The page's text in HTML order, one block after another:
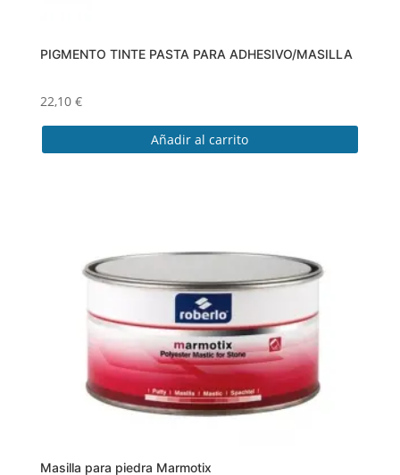
PIGMENTO TINTE PASTA PARA ADHESIVO/MASILLA
22,10 €
Añadir al carrito
Masilla para piedra Marmotix